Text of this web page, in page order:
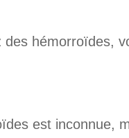
des hémorroïdes,
est inconnue,